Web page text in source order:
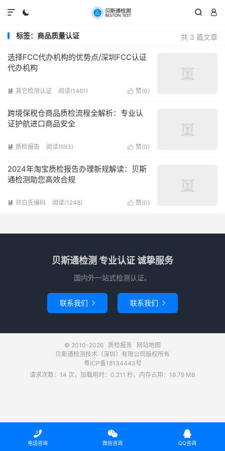
  

共 3 篇文章
标签：商品质量认证
选择FCC代办机构的优势点/深圳FCC认证
代办机构
 赞(0)
 其它检测认证 阅读(1461)
跨境保税仓商品质检流程全解析：专业认
证护航进口商品安全
 赞(0)
 质检报告 阅读(693)
2024年淘宝质检报告办理新规解读：贝斯
通检测助您高效合规
 赞(0)
 邓白氏编码 阅读(1248)
贝斯通检测 专业认证 诚挚服务
国内外一站式检测认证。
联系我们  联系我们 
© 2010-2026 质检报告
网站地图
贝斯通检测技术（深圳）有限公司版权所有
粤ICP备18134443号
请求次数：14 次，加载用时：0.211 秒，内存占用：18.79 MB

电话咨询

微信咨询

QQ咨询